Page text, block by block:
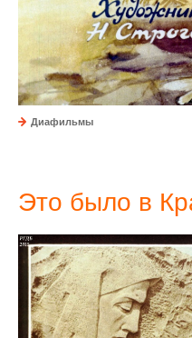
Диафильмы
Это было в